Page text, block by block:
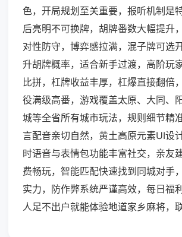
色，开局规划至关重要，报听机制是
后亮明不可换牌，胡牌番数大幅提升
对性防守，博弈感拉满，混子牌可选
升胡牌概率，适合新手过渡，高阶玩
比拼，杠牌收益丰厚，杠爆直接翻倍
役满级高番，游戏覆盖太原、大同、
城等全省所有城市玩法，规则细节精
言配音亲切自然，黄土高原元素UI设
时语音与表情包功能丰富社交，亲友
费畅玩，智能匹配快速找到同城对手
实力，防作弊系统严谨高效，每日福
人足不出户就能体验地道家乡麻将，